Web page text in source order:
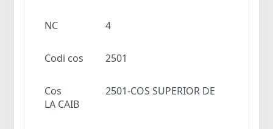
NC 4
Codi cos 2501
Cos
2501-COS SUPERIOR DE
LA CAIB